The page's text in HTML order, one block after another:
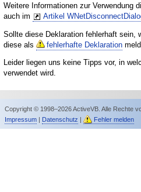
Weitere Informationen zur Verwendung
auch im
Artikel
Sollte diese Deklaration fehlerhaft sein,
diese als
fehlerhafte Deklaration
Leider liegen uns keine Tipps vor, in
verwendet wird.
Copyright © 1998–2026 ActiveVB. Alle Rechte
Impressum| Datenschutz | Fehler melden